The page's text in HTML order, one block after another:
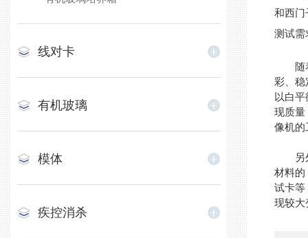
线对卡
有机玻璃
模体
疾控消杀
和西门
测试需
随着
彩、稳
以白
现质量
像机的
另外
材料的
试卡等
现较大